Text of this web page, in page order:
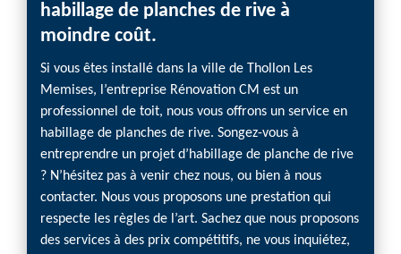
habillage de planches de rive à
moindre coût.
Si vous êtes installé dans la ville de Thollon Les
Memises, l’entreprise Rénovation CM est un
professionnel de toit, nous vous offrons un service en
habillage de planches de rive. Songez-vous à
entreprendre un projet d’habillage de planche de rive
? N’hésitez pas à venir chez nous, ou bien à nous
contacter. Nous vous proposons une prestation qui
respecte les règles de l’art. Sachez que nous proposons
des services à des prix compétitifs, ne vous inquiétez,